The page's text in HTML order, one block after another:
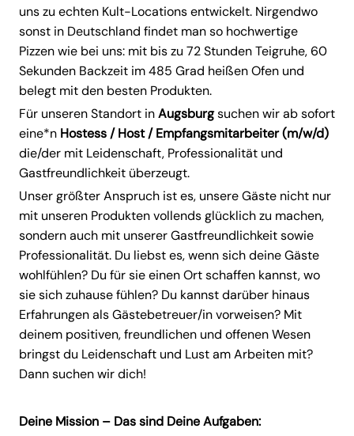
uns zu echten Kult-Locations entwickelt. Nirgendwo
sonst in Deutschland findet man so hochwertige
Pizzen wie bei uns: mit bis zu 72 Stunden Teigruhe, 60
Sekunden Backzeit im 485 Grad heißen Ofen und
belegt mit den besten Produkten.
Für unseren Standort inAugsburgsuchen wir ab sofort
eine*n Hostess / Host / Empfangsmitarbeiter (m/w/d)
die/der mit Leidenschaft, Professionalität und
Gastfreundlichkeit überzeugt.
Unser größter Anspruch ist es, unsere Gäste nicht nur
mit unseren Produkten vollends glücklich zu machen,
sondern auch mit unserer Gastfreundlichkeit sowie
Professionalität. Du liebst es, wenn sich deine Gäste
wohlfühlen? Du für sie einen Ort schaffen kannst, wo
sie sich zuhause fühlen? Du kannst darüber hinaus
Erfahrungen als Gästebetreuer/in vorweisen? Mit
deinem positiven, freundlichen und offenen Wesen
bringst du Leidenschaft und Lust am Arbeiten mit?
Dann suchen wir dich!
Deine Mission – Das sind Deine Aufgaben: